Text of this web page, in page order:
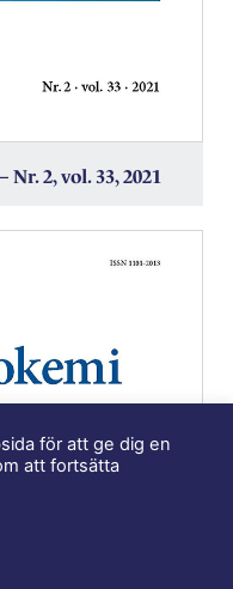
2, vol. 33, 2021
för att ge dig en
att fortsätta